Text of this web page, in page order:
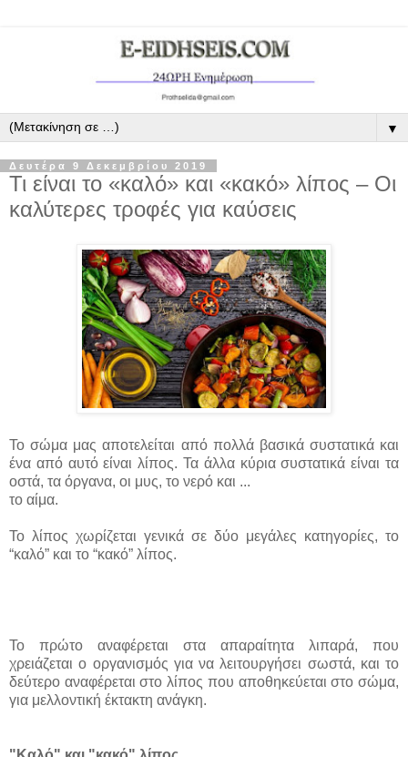
▼
Δευτέρα 9 Δεκεμβρίου 2019
Τι είναι το «καλό» και «κακό» λίπος – Οι
καλύτερες τροφές για καύσεις
Το σώμα μας αποτελείται από πολλά βασικά συστατικά και
ένα από αυτό είναι λίπος. Τα άλλα κύρια συστατικά είναι τα
οστά, τα όργανα, οι μυς, το νερό και ...
το αίμα.
Το λίπος χωρίζεται γενικά σε δύο μεγάλες κατηγορίες, το
“καλό” και το “κακό” λίπος.
Το πρώτο αναφέρεται στα απαραίτητα λιπαρά, που
χρειάζεται ο οργανισμός για να λειτουργήσει σωστά, και το
δεύτερο αναφέρεται στο λίπος που αποθηκεύεται στο σώμα,
για μελλοντική έκτακτη ανάγκη.